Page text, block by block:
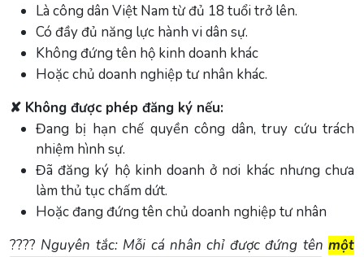
Là công dân Việt Nam từ đủ 18 tuổi trở lên.
Có đầy đủ năng lực hành vi dân sự.
Không đứng tên hộ kinh doanh khác
Hoặc chủ doanh nghiệp tư nhân khác.
✘ Không được phép đăng ký nếu:
Đang bị hạn chế quyền công dân, truy cứu trách
nhiệm hình sự.
Đã đăng ký hộ kinh doanh ở nơi khác nhưng chưa
làm thủ tục chấm dứt.
Hoặc đang đứng tên chủ doanh nghiệp tư nhân
???? Nguyên tắc: Mỗi cá nhân chỉ được đứng tênmột